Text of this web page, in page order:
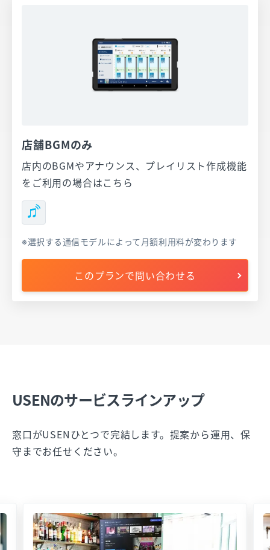
店舗BGMのみ
店内のBGMやアナウンス、プレイリスト作成機能
をご利用の場合はこちら
選択する通信モデルによって月額利用料が変わります
このプランで問い合わせる
USENのサービスラインアップ
窓口がUSENひとつで完結します。提案から運用、保
守までお任せください。